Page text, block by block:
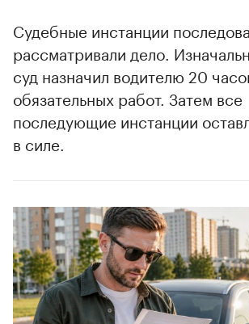
Судебные инстанции
рассматривали дело.
суд назначил водителю 20
обязательных работ. Затем все
последующие инстанции
в силе.